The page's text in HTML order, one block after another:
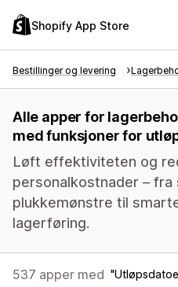
Shopify App Store
Bestillinger og levering
Alle apper for
med funksjoner for
Løft effektiviteten og
personalkostnader –
plukkemønstre til
lagerføring.
537 apper med